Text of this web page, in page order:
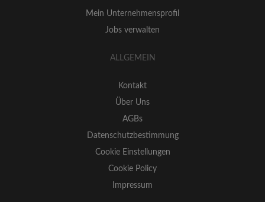
Mein Unternehmensprofil
Jobs verwalten
ALLGEMEIN
Kontakt
Über Uns
AGBs
Datenschutzbestimmung
Cookie Einstellungen
Cookie Policy
Impressum